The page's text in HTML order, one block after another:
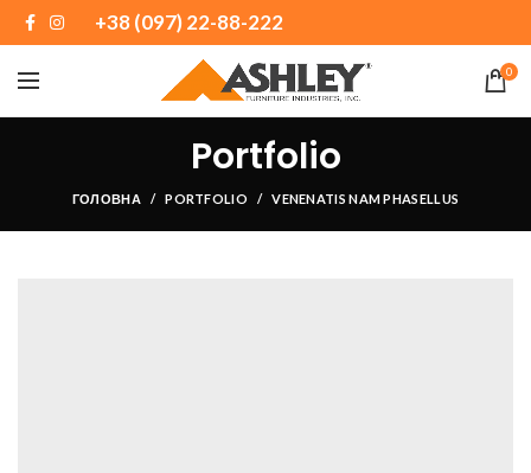
+38 (097) 22-88-222
0
Portfolio
ГОЛОВНА PORTFOLIO VENENATIS NAM PHASELLUS